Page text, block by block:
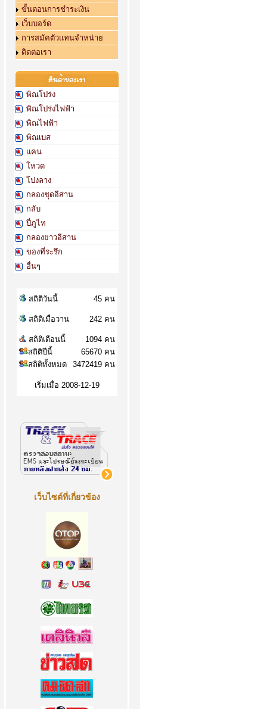
ขั้นตอนการชำระเงิน
เว็บบอร์ด
การสมัคตัวแทนจำหน่าย
ติดต่อเรา
พิณโปร่ง
พิณโปร่งไฟฟ้า
พิณไฟฟ้า
พิณเบส
แคน
โหวด
โปงลาง
กลองชุดอีสาน
กลับ
ปี่ภูไท
กลองยาวอีสาน
ของที่ระรึก
อื่นๆ
สถิติวันนี้ 45 คน
สถิติเมื่อวาน 242 คน
สถิติเดือนนี้
สถิติปีนี้
สถิติทั้งหมด
1094 คน
65670 คน
3472419 คน
เริ่มเมื่อ 2008-12-19
เว็บไซต์ที่เกี่ยวข้อง